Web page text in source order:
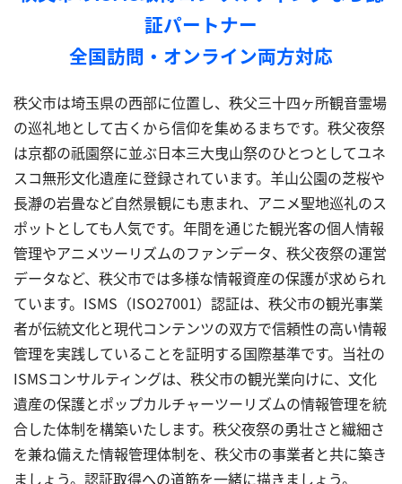
証パートナー
全国訪問・オンライン両方対応
秩父市は埼玉県の西部に位置し、秩父三十四ヶ所観音霊場
の巡礼地として古くから信仰を集めるまちです。秩父夜祭
は京都の祇園祭に並ぶ日本三大曳山祭のひとつとしてユネ
スコ無形文化遺産に登録されています。羊山公園の芝桜や
長瀞の岩畳など自然景観にも恵まれ、アニメ聖地巡礼のス
ポットとしても人気です。年間を通じた観光客の個人情報
管理やアニメツーリズムのファンデータ、秩父夜祭の運営
データなど、秩父市では多様な情報資産の保護が求められ
ています。ISMS（ISO27001）認証は、秩父市の観光事業
者が伝統文化と現代コンテンツの双方で信頼性の高い情報
管理を実践していることを証明する国際基準です。当社の
ISMSコンサルティングは、秩父市の観光業向けに、文化
遺産の保護とポップカルチャーツーリズムの情報管理を統
合した体制を構築いたします。秩父夜祭の勇壮さと繊細さ
を兼ね備えた情報管理体制を、秩父市の事業者と共に築き
ましょう。認証取得への道筋を一緒に描きましょう。